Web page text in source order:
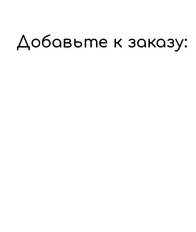
Добавьте к заказу: